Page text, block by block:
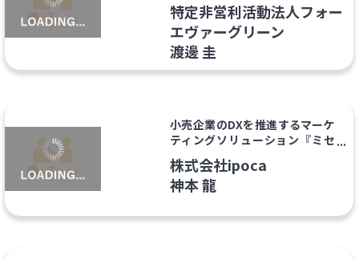
特定非営利活動法人フォー
エヴァーグリーン
渡邊 圭
小売企業のDXを推進するマーケ
ティングソリューション『ミセ
シル』
株式会社ipoca
神本 龍